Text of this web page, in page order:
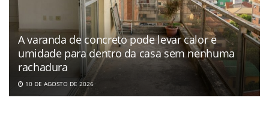
A varanda de concreto pode levar calor e
umidade para dentro da casa sem nenhuma
rachadura
10 DE AGOSTO DE 2026